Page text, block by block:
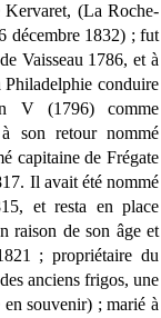
Kervaret, (La Roche-
décembre 1832) ; fut
Vaisseau 1786, et à
conduire
V (1796) comme
son retour nommé
capitaine de Frégate
Il avait été nommé
et resta en place
raison de son âge et
; propriétaire du
anciens frigos, une
souvenir) ; marié à